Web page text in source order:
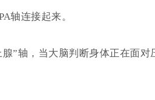
轴连接起来。
”轴，当大脑判断身体正在面